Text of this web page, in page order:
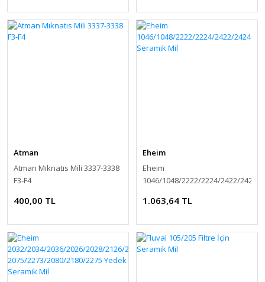
Atman
Atman Mıknatıs Mili 3337-3338
F3-F4
400,00 TL
Eheim
Eheim
1046/1048/2222/2224/2422/2424
1.063,64 TL